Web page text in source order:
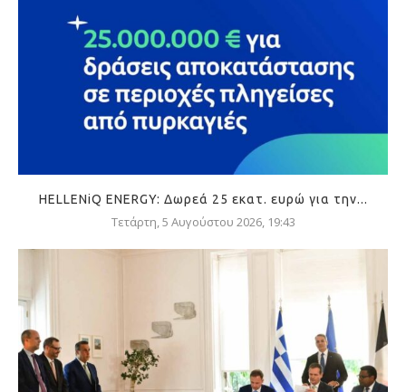
HELLENiQ ENERGY: Δωρεά 25 εκατ. ευρώ για την...
Τετάρτη, 5 Αυγούστου 2026, 19:43